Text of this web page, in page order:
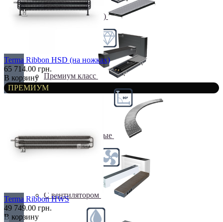
Низкие (до 70 мм)
Премиум класс
Радиусные/Угловые
С вентилятором
Terma Ribbon HSD (на ножках)
65 714.00 грн.
В корзину
ПРЕМИУМ
Terma Ribbon HWS
49 749.00 грн.
В корзину